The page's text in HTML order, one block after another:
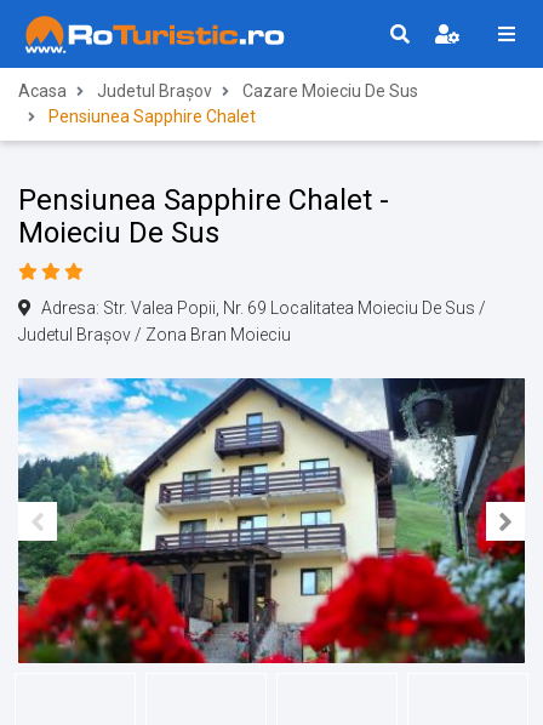
Acasa Judetul Brașov
Cazare Moieciu De Sus
Pensiunea Sapphire Chalet
Pensiunea Sapphire Chalet -
Moieciu De Sus
Adresa: Str. Valea Popii, Nr. 69 Localitatea Moieciu De Sus /
Judetul Brașov / Zona Bran Moieciu